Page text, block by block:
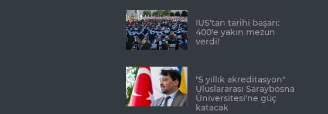
IUS'tan tarihi başarı:
400'e yakın mezun
verdi!
"5 yıllık akreditasyon"
Uluslararası Saraybosna
Üniversitesi'ne güç
katacak